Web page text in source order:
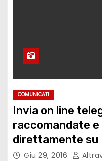
COMUNICATI
Invia on line
raccomandate
direttamente su
Giu 29, 2016